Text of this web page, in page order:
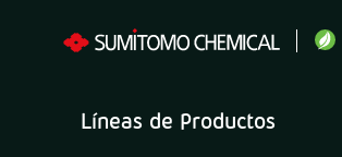
Líneas de Productos